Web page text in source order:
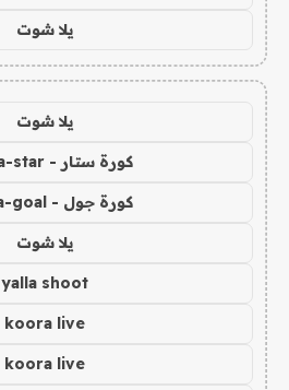
يلا شوت
يلا شوت
كورة ستار - koora-star
كورة جول - koora-goal
يلا شوت
yalla shoot
koora live
koora live